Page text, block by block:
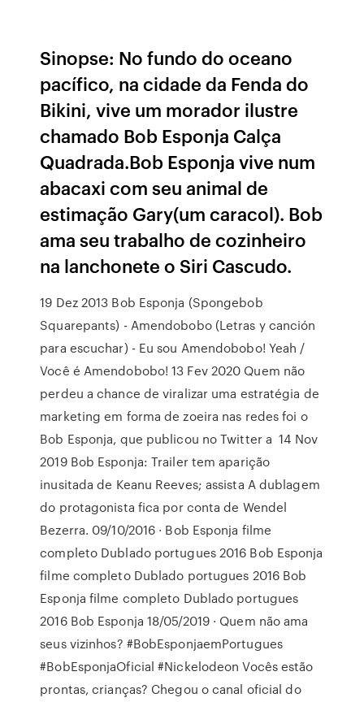
Sinopse: No fundo do oceano
pacífico, na cidade da Fenda do
Bikini, vive um morador ilustre
chamado Bob Esponja Calça
Quadrada.Bob Esponja vive num
abacaxi com seu animal de
estimação Gary(um caracol). Bob
ama seu trabalho de cozinheiro
na lanchonete o Siri Cascudo.
19 Dez 2013 Bob Esponja (Spongebob
Squarepants) - Amendobobo (Letras y canción
para escuchar) - Eu sou Amendobobo! Yeah /
Você é Amendobobo! 13 Fev 2020 Quem não
perdeu a chance de viralizar uma estratégia de
marketing em forma de zoeira nas redes foi o
Bob Esponja, que publicou no Twitter a 14 Nov
2019 Bob Esponja: Trailer tem aparição
inusitada de Keanu Reeves; assista A dublagem
do protagonista fica por conta de Wendel
Bezerra. 09/10/2016 · Bob Esponja filme
completo Dublado portugues 2016 Bob Esponja
filme completo Dublado portugues 2016 Bob
Esponja filme completo Dublado portugues
2016 Bob Esponja 18/05/2019 · Quem não ama
seus vizinhos? #BobEsponjaemPortugues
#BobEsponjaOficial #Nickelodeon Vocês estão
prontas, crianças? Chegou o canal oficial do